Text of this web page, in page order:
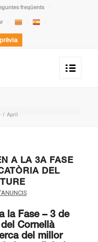
freqüents
/ April
A LA 3A FASE
DEL
la Fase – 3 de
Cornellà
del millor